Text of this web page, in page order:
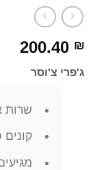
200.40 ₪
ג'פרי צ'וסר
שרות